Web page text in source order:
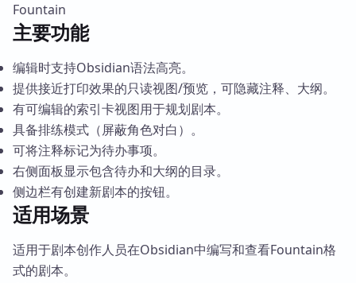
Fountain
主要功能
编辑时支持Obsidian语法高亮。
提供接近打印效果的只读视图/预览，可隐藏注释、大纲。
有可编辑的索引卡视图用于规划剧本。
具备排练模式（屏蔽角色对白）。
可将注释标记为待办事项。
右侧面板显示包含待办和大纲的目录。
侧边栏有创建新剧本的按钮。
适用场景
适用于剧本创作人员在Obsidian中编写和查看Fountain格
式的剧本。